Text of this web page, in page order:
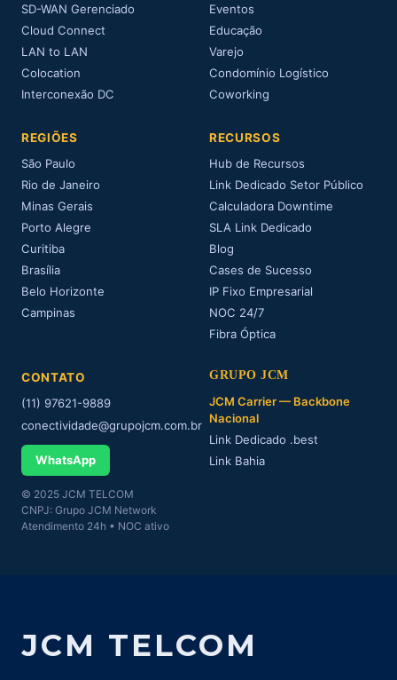
SD-WAN Gerenciado
Cloud Connect
LAN to LAN
Colocation
Interconexão DC
Eventos
Educação
Varejo
Condomínio Logístico
Coworking
REGIÕES
São Paulo
Rio de Janeiro
Minas Gerais
Porto Alegre
Curitiba
Brasília
Belo Horizonte
Campinas
RECURSOS
Hub de Recursos
Link Dedicado Setor Público
Calculadora Downtime
SLA Link Dedicado
Blog
Cases de Sucesso
IP Fixo Empresarial
NOC 24/7
Fibra Óptica
CONTATO
(11) 97621-9889
conectividade@grupojcm.com.br
WhatsApp
© 2025 JCM TELCOM
CNPJ: Grupo JCM Network
Atendimento 24h • NOC ativo
GRUPO JCM
JCM Carrier — Backbone
Nacional
Link Dedicado .best
Link Bahia
JCM TELCOM